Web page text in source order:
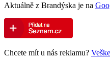
Aktuálně z Brandýska je na
Chcete mít u nás reklamu?